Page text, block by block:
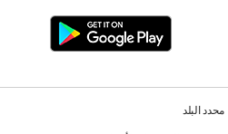
محدد البلد